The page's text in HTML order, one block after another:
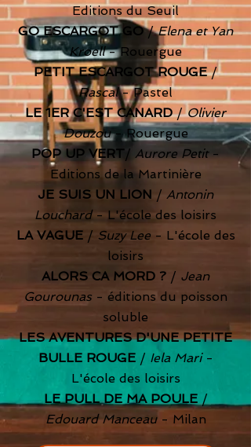
Editions du Seuil
GO ESCARGOT GO/Elena et Yan
Kroell- Rouergue
PETIT ESCARGOT ROUGE/
Rascal- Pastel
LE 1ER C'EST CANARD/Olivier
Douzou- Rouergue
POP UP VERT/ Aurore Petit-
Editions de la Martinière
JE SUIS UN LION / Antonin
Louchard- L'école des loisirs
LA VAGUE/ Suzy Lee- L'école des
loisirs
ALORS CA MORD ? / Jean
Gourounas - éditions du poisson
soluble
LES AVENTURES D'UNE PETITE
BULLE ROUGE/ Iela Mari-
L'école des loisirs
LE PULL DE MA POULE /
Edouard Manceau- Milan